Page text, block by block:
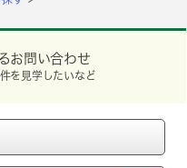
お問い合わせ
を見学したいなど